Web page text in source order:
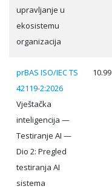
upravljanje u
ekosistemu
organizacija
prBAS ISO/IEC TS
42119-2:2026
Vještačka
inteligencija —
Testiranje AI —
Dio 2: Pregled
testiranja AI
sistema
10.99